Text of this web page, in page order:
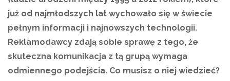
już od najmłodszych lat wychowało się w świecie
pełnym informacji i najnowszych technologii.
Reklamodawcy zdają sobie sprawę z tego, że
skuteczna komunikacja z tą grupą wymaga
odmiennego podejścia. Co musisz o niej wiedzieć?